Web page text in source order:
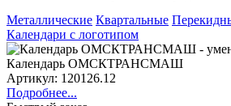
Металлические Квартальные
Календари с логотипом
Календарь ОМСКТРАНСМАШ
Артикул: 120126.12
Подробнее...